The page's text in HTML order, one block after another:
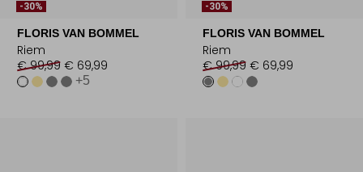
-30%
FLORIS VAN BOMMEL
Riem
€ 99,99 € 69,99
+5
-30%
FLORIS VAN BOMMEL
Riem
€ 99,99 € 69,99